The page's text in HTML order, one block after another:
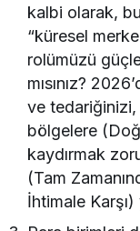
kalbi olarak,
“küresel
rolümüzü
mısınız?
ve
bölgelere
kaydırmak
(Tam
İhtimale